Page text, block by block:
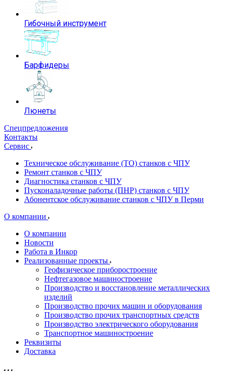
Гибочный инструмент
Барфидеры
Люнеты
Спецпредложения
Контакты
Сервис
Техническое обслуживание (ТО) станков с ЧПУ
Ремонт станков с ЧПУ
Диагностика станков с ЧПУ
Пусконаладочные работы (ПНР) станков с ЧПУ
Абонентское обслуживание станков с ЧПУ в Перми
О компании
О компании
Новости
Работа в Инкор
Реализованные проекты
Геофизическое приборостроение
Нефтегазовое машиностроение
Производство и восстановление металлических
изделий
Производство прочих машин и оборудования
Производство прочих транспортных средств
Производство электрического оборудования
Транспортное машиностроение
Реквизиты
Доставка